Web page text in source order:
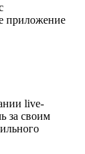
приложение
live-
за своим